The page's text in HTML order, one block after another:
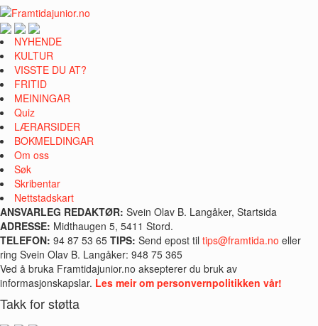
NYHENDE
KULTUR
VISSTE DU AT?
FRITID
MEININGAR
Quiz
LÆRARSIDER
BOKMELDINGAR
Om oss
Søk
Skribentar
Nettstadskart
ANSVARLEG REDAKTØR: Svein Olav B. Langåker, Startsida
ADRESSE: Midthaugen 5, 5411 Stord.
TELEFON: 94 87 53 65 TIPS: Send epost til tips@framtida.no eller
ring Svein Olav B. Langåker: 948 75 365
Ved å bruka Framtidajunior.no aksepterer du bruk av
informasjonskapslar. Les meir om personvernpolitikken vår!
Takk for støtta